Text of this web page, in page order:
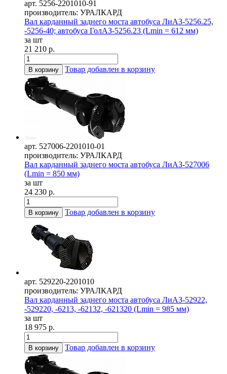
арт. 5256-2201010-91
производитель: УРАЛКАРД
Вал карданный заднего моста автобуса ЛиАЗ-5256.25,
-5256-40; автобуса ГолАЗ-5256.23 (Lmin = 612 мм)
за шт
21 210 р.
В корзину Товар добавлен в корзину
арт. 527006-2201010-01
производитель: УРАЛКАРД
Вал карданный заднего моста автобуса ЛиАЗ-527006
(Lmin = 850 мм)
за шт
24 230 р.
В корзину Товар добавлен в корзину
арт. 529220-2201010
производитель: УРАЛКАРД
Вал карданный заднего моста автобуса ЛиАЗ-52922,
-529220, -6213, -62132, -621320 (Lmin = 985 мм)
за шт
18 975 р.
В корзину Товар добавлен в корзину